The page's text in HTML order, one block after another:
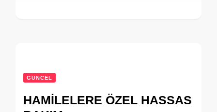
GÜNCEL
HAMİLELERE ÖZEL HASSAS